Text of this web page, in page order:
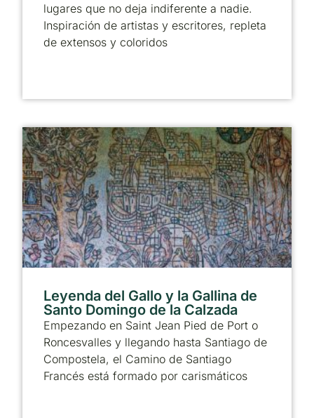
lugares que no deja indiferente a nadie.
Inspiración de artistas y escritores, repleta
de extensos y coloridos
Leyenda del Gallo y la Gallina de
Santo Domingo de la Calzada
Empezando en Saint Jean Pied de Port o
Roncesvalles y llegando hasta Santiago de
Compostela, el Camino de Santiago
Francés está formado por carismáticos